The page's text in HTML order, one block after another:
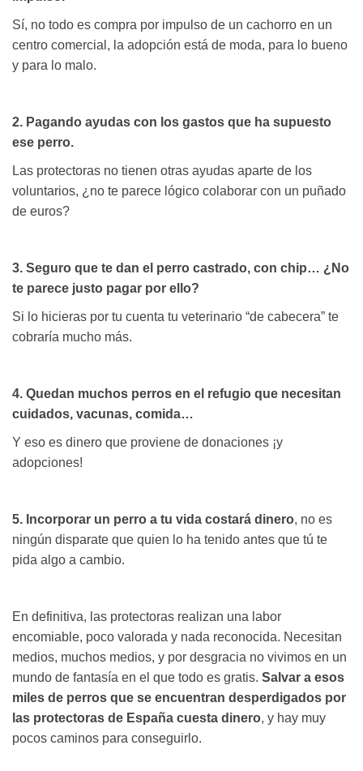
Sí, no todo es compra por impulso de un cachorro en un
centro comercial, la adopción está de moda, para lo bueno
y para lo malo.
2. Pagando ayudas con los gastos que ha supuesto
ese perro.
Las protectoras no tienen otras ayudas aparte de los
voluntarios, ¿no te parece lógico colaborar con un puñado
de euros?
3. Seguro que te dan el perro castrado, con chip… ¿No
te parece justo pagar por ello?
Si lo hicieras por tu cuenta tu veterinario “de cabecera” te
cobraría mucho más.
4. Quedan muchos perros en el refugio que necesitan
cuidados, vacunas, comida…
Y eso es dinero que proviene de donaciones ¡y
adopciones!
5. Incorporar un perro a tu vida costará dinero, no es
ningún disparate que quien lo ha tenido antes que tú te
pida algo a cambio.
En definitiva, las protectoras realizan una labor
encomiable, poco valorada y nada reconocida. Necesitan
medios, muchos medios, y por desgracia no vivimos en un
mundo de fantasía en el que todo es gratis. Salvar a esos
miles de perros que se encuentran desperdigados por
las protectoras de España cuesta dinero, y hay muy
pocos caminos para conseguirlo.